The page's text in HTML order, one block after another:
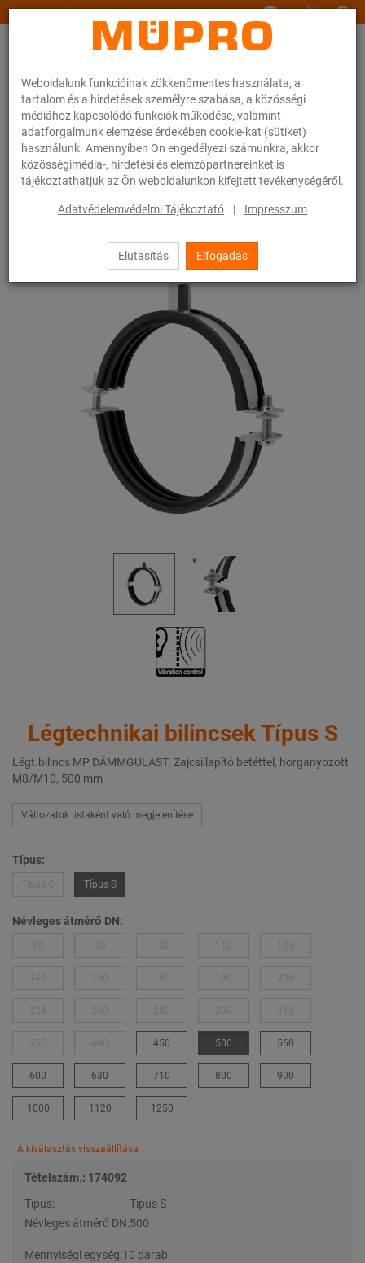
Weboldalunk funkcióinak zökkenőmentes használata, a
tartalom és a hirdetések személyre szabása, a közösségi
médiához kapcsolódó funkciók működése, valamint
adatforgalmunk elemzése érdekében cookie-kat (sütiket)
használunk. Amennyiben Ön engedélyezi számunkra, akkor
közösségimédia-, hirdetési és elemzőpartnereinket is
tájékoztathatjuk az Ön weboldalunkon kifejtett tevékenységéről.
Adatvédelemvédelmi Tájékoztató | Impresszum
Elutasítás Elfogadás
www.muepro.hu
Webáruhàz Rögzítéstechnika
Csőbilincsek
Légtechnikai bilincsek Típus S
Légtechnikai bilincsek Típus S
Légt.bilincs MP DÄMMGULAST. Zajcsillapító betéttel, horganyozott
M8/M10, 500 mm
Változatok listaként való megjelenítése
Típus:
Típus S
Névleges átmérő DN:
450 500 560
600 630 710 800 900
1000 1120 1250
A kiválasztás visszaállítása
Tételszám.: 174092
Típus:
Típus S
Névleges átmérő DN:500
Mennyiségi egység:10 darab